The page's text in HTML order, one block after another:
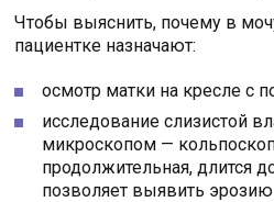
Чтобы выяснить, почему в
пациентке назначают:
осмотр матки на кресле с
исследование слизистой
микроскопом —
продолжительная, длится
позволяет выявить